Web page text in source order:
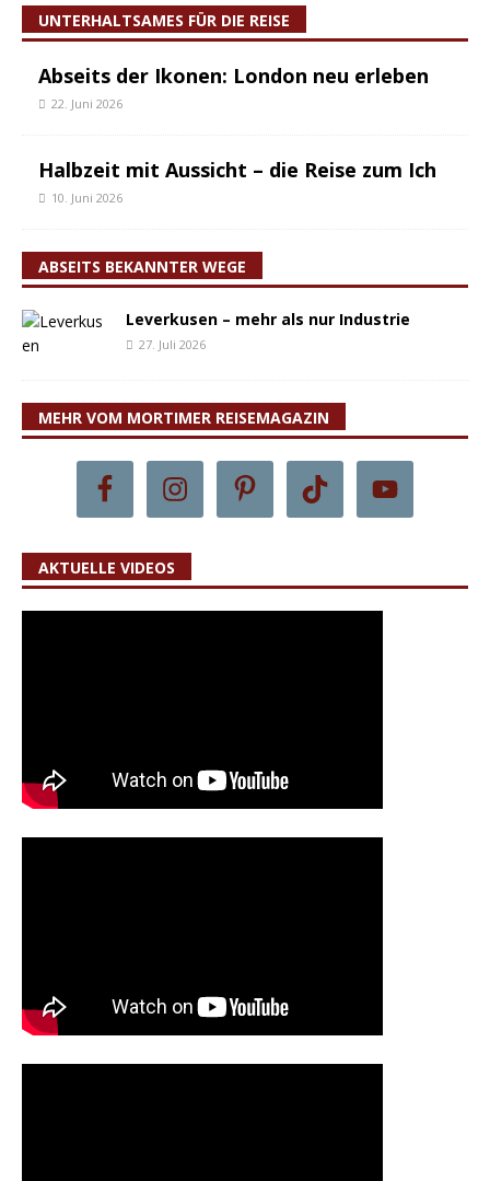
UNTERHALTSAMES FÜR DIE REISE
Abseits der Ikonen: London neu erleben
22. Juni 2026
Halbzeit mit Aussicht – die Reise zum Ich
10. Juni 2026
ABSEITS BEKANNTER WEGE
Leverkusen – mehr als nur Industrie
27. Juli 2026
MEHR VOM MORTIMER REISEMAGAZIN
AKTUELLE VIDEOS